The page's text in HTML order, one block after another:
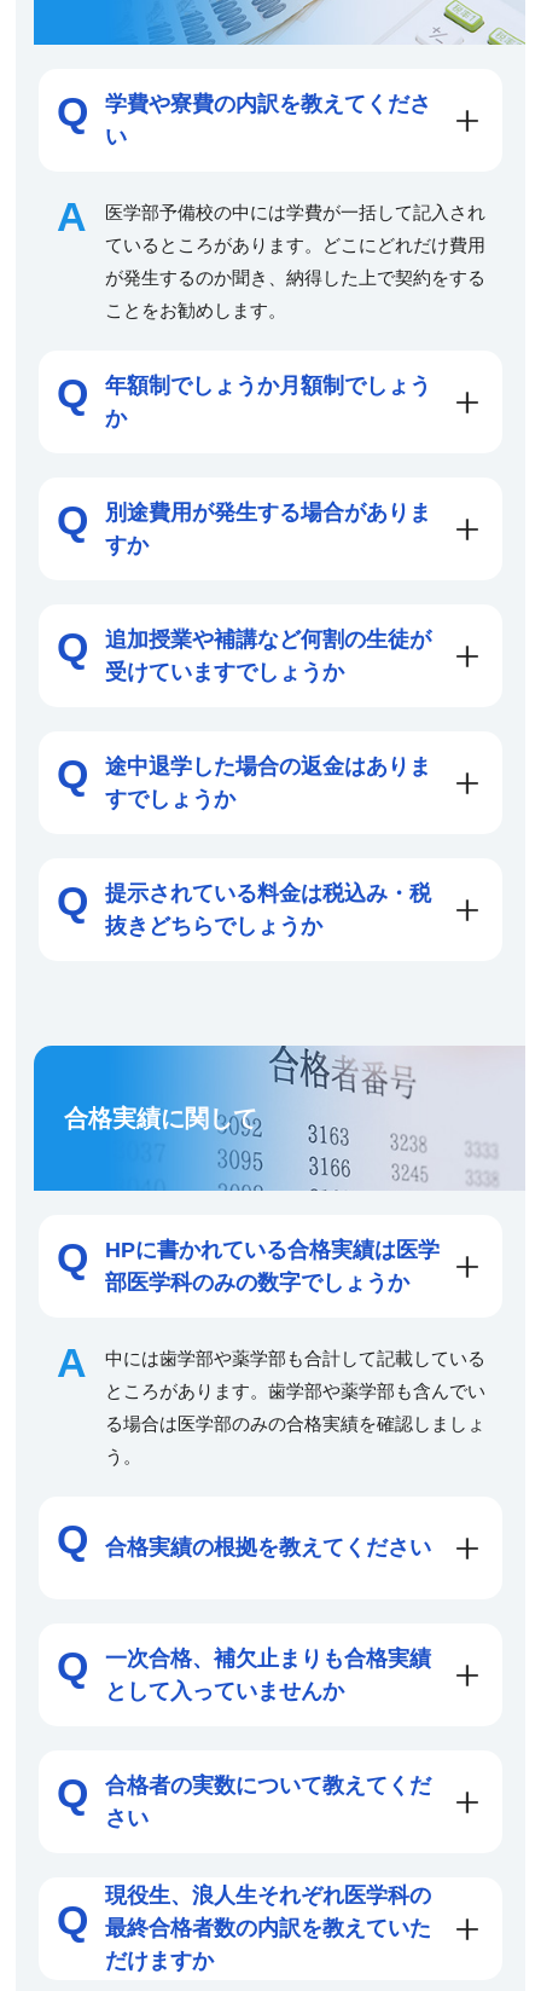
学費や寮費の内訳を教えてくださ
い
医学部予備校の中には学費が一括して記入され
ているところがあります。どこにどれだけ費用
が発生するのか聞き、納得した上で契約をする
ことをお勧めします。
年額制でしょうか月額制でしょう
か
別途費用が発生する場合がありま
すか
追加授業や補講など何割の生徒が
受けていますでしょうか
途中退学した場合の返金はありま
すでしょうか
提示されている料金は税込み・税
抜きどちらでしょうか
合格実績に関して
HPに書かれている合格実績は医学
部医学科のみの数字でしょうか
中には歯学部や薬学部も合計して記載している
ところがあります。歯学部や薬学部も含んでい
る場合は医学部のみの合格実績を確認しましょ
う。
合格実績の根拠を教えてください
一次合格、補欠止まりも合格実績
として入っていませんか
合格者の実数について教えてくだ
さい
現役生、浪人生それぞれ医学科の
最終合格者数の内訳を教えていた
だけますか